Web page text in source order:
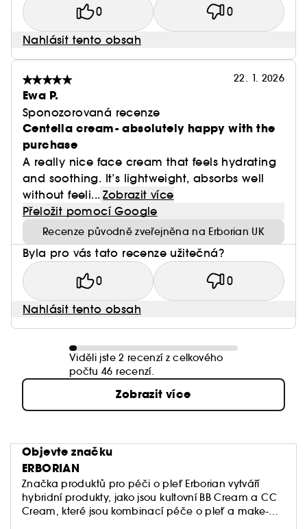
0 0
Nahlásit tento obsah
22. 1. 2026
Ewa P.
Sponozorovaná recenze
Centella cream- absolutely happy with the
purchase
A really nice face cream that feels hydrating
and soothing. It’s lightweight, absorbs well
without feeli... Zobrazit více
Přeložit pomocí Google
Recenze původně zveřejněna na Erborian UK
Byla pro vás tato recenze užitečná?
0 0
Nahlásit tento obsah
Viděli jste 2 recenzí z celkového
počtu 46 recenzí.
Zobrazit více
Objevte značku
ERBORIAN
Značka produktů pro péči o pleť Erborian vytváří
hybridní produkty, jako jsou kultovní BB Cream a CC
Cream, které jsou kombinací péče o pleť a make-